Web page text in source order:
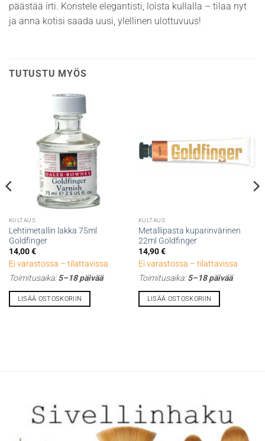
päästää irti. Koristele elegantisti, loista kullalla – tilaa nyt
ja anna kotisi saada uusi, ylellinen ulottuvuus!
TUTUSTU MYÖS
KULTAUS
Lehtimetallin lakka 75ml
Goldfinger
14,00€
Ei varastossa – tilattavissa
Toimitusaika:5–18 päivää
LISÄÄ OSTOSKORIIN
KULTAUS
Metallipasta kuparinvärinen
22ml Goldfinger
14,90€
Ei varastossa – tilattavissa
Toimitusaika:5–18 päivää
LISÄÄ OSTOSKORIIN